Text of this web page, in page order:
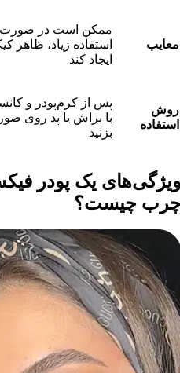
معایب
ممکن است در صورت
استفاده زیاد، ظاهر
ایجاد کند
روش
استفاده
پس از کرم‌پودر و
با براش یا پد روی
بزنید
یک پودر
چیست؟